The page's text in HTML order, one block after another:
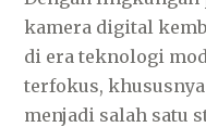
kamera digital
di era teknologi
terfokus,
menjadi salah satu